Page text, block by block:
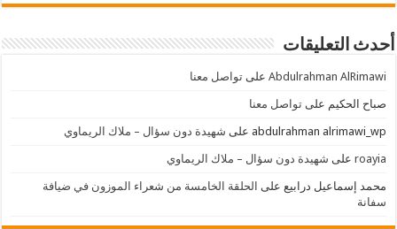
أحدث التعليقات
Abdulrahman AlRimawi علىتواصل معنا
صباح الحكيم علىتواصل معنا
abdulrahman alrimawi_wp على شهيدة دون سؤال – ملاك الريماوي
roayia على شهيدة دون سؤال – ملاك الريماوي
محمد إسماعيل درابيع على الحلقة الخامسة من شعراء الموزون في ضيافة
سفانة